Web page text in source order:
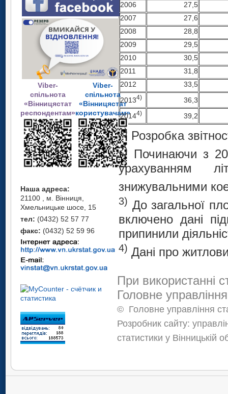
Viber-
спільнота
«Вінницястат
респондентам»
Viber-
спільнота
«Вінницястат
користувачам»
Наша адреса:
21100 , м. Вінниця,
Хмельницьке шосе, 15
тел: (0432) 52 57 77
факс: (0432) 52 59 96
2006
27,5
2007
27,6
2008
28,8
2009
29,5
2010
30,5
2011
31,8
2012
33,5
20134)
36,3
20144) 39,2
1) Розробка
2)
Починаючи з
урахуванням
знижувальними
3) До загальної
включено дані
припинили
4) Дані про
При використанні
Головне
© Головне управління
Розробник сайту:
статистики у Вінницькій